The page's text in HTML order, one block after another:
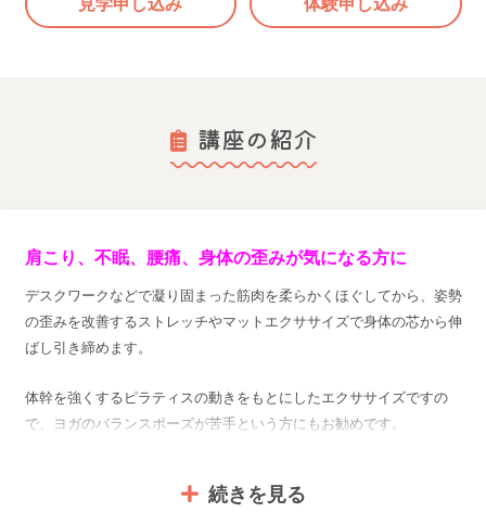
講座の紹介
肩こり、不眠、腰痛、身体の歪みが気になる方に
デスクワークなどで凝り固まった筋肉を柔らかくほぐしてから、姿勢
の歪みを改善するストレッチやマットエクササイズで身体の芯から伸
ばし引き締めます。
体幹を強くするピラティスの動きをもとにしたエクササイズですの
で、ヨガのバランスポーズが苦手という方にもお勧めです。
で、身体の負担を軽減しながら行うエクササイズクラスです。
続きを見る